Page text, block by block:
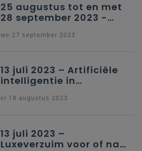
25 augustus tot en met
28 september 2023 -
wo 27 september 2023
13 juli 2023 – Artificiële
intelligentie in
vr 18 augustus 2023
13 juli 2023 –
Luxeverzuim voor of na